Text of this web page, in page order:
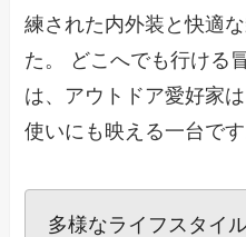
練された内外装と快適
た。 どこへでも行ける
は、アウトドア愛好家
使いにも映える一台です
多様なライフスタイ